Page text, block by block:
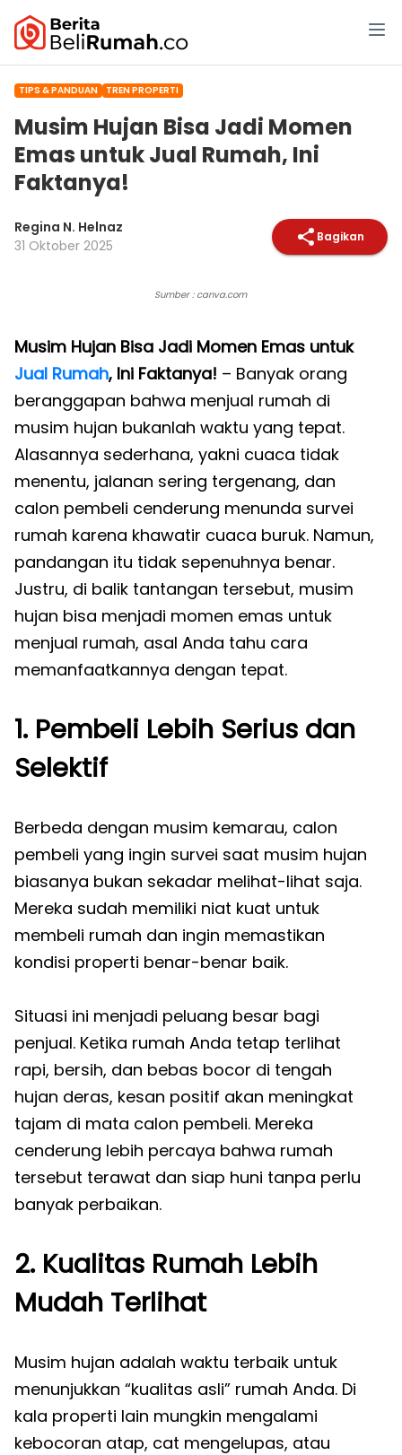
TIPS & PANDUAN TREN PROPERTI
Musim Hujan Bisa Jadi Momen
Emas untuk Jual Rumah, Ini
Faktanya!
Regina N. Helnaz
31 Oktober 2025
Bagikan
Sumber : canva.com
Musim Hujan Bisa Jadi Momen Emas untuk
Jual Rumah, Ini Faktanya! – Banyak orang
beranggapan bahwa menjual rumah di
musim hujan bukanlah waktu yang tepat.
Alasannya sederhana, yakni cuaca tidak
menentu, jalanan sering tergenang, dan
calon pembeli cenderung menunda survei
rumah karena khawatir cuaca buruk. Namun,
pandangan itu tidak sepenuhnya benar.
Justru, di balik tantangan tersebut, musim
hujan bisa menjadi momen emas untuk
menjual rumah, asal Anda tahu cara
memanfaatkannya dengan tepat.
1. Pembeli Lebih Serius dan
Selektif
Berbeda dengan musim kemarau, calon
pembeli yang ingin survei saat musim hujan
biasanya bukan sekadar melihat-lihat saja.
Mereka sudah memiliki niat kuat untuk
membeli rumah dan ingin memastikan
kondisi properti benar-benar baik.
Situasi ini menjadi peluang besar bagi
penjual. Ketika rumah Anda tetap terlihat
rapi, bersih, dan bebas bocor di tengah
hujan deras, kesan positif akan meningkat
tajam di mata calon pembeli. Mereka
cenderung lebih percaya bahwa rumah
tersebut terawat dan siap huni tanpa perlu
banyak perbaikan.
2. Kualitas Rumah Lebih
Mudah Terlihat
Musim hujan adalah waktu terbaik untuk
menunjukkan “kualitas asli” rumah Anda. Di
kala properti lain mungkin mengalami
kebocoran atap, cat mengelupas, atau